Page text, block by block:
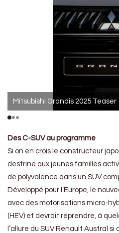
Mitsubishi Grandis 2025 Teaser
Des C-SUV au programme
Si on en crois le constructeur
destrine aux jeunes familles
de polyvalence dans un SUV
Développé pour l’Europe, le
avec des motorisations micro-
(HEV) et devrait reprendre, à
l’allure du SUV Renault Austral